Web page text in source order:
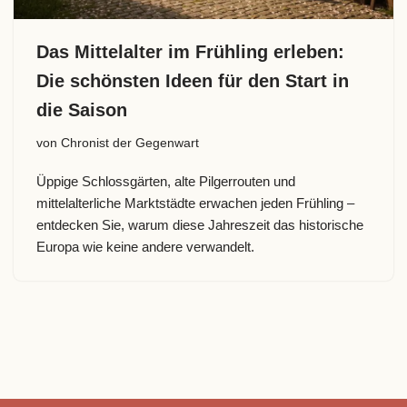
Das Mittelalter im Frühling erleben:
Die schönsten Ideen für den Start in
die Saison
von Chronist der Gegenwart
Üppige Schlossgärten, alte Pilgerrouten und
mittelalterliche Marktstädte erwachen jeden Frühling –
entdecken Sie, warum diese Jahreszeit das historische
Europa wie keine andere verwandelt.